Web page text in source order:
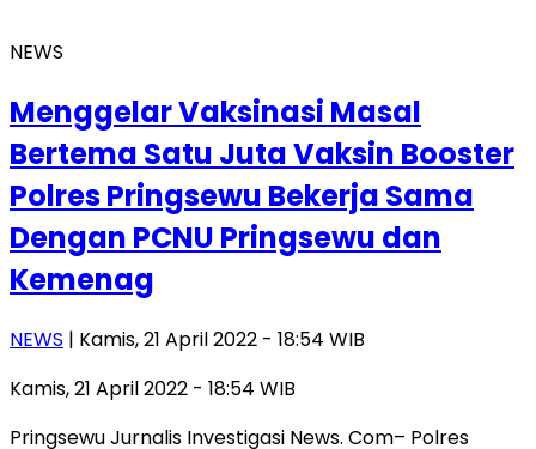
NEWS
Menggelar Vaksinasi Masal
Bertema Satu Juta Vaksin Booster
Polres Pringsewu Bekerja Sama
Dengan PCNU Pringsewu dan
Kemenag
NEWS | Kamis, 21 April 2022 - 18:54 WIB
Kamis, 21 April 2022 - 18:54 WIB
Pringsewu Jurnalis Investigasi News. Com– Polres